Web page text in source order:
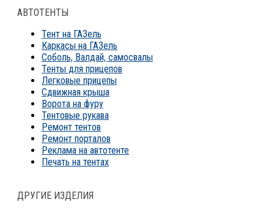
АВТОТЕНТЫ
Тент на ГАЗель
Каркасы на ГАЗель
Соболь, Валдай, самосвалы
Тенты для прицепов
Легковые прицепы
Сдвижная крыша
Ворота на фуру
Тентовые рукава
Ремонт тентов
Ремонт порталов
Реклама на автотенте
Печать на тентах
ДРУГИЕ ИЗДЕЛИЯ